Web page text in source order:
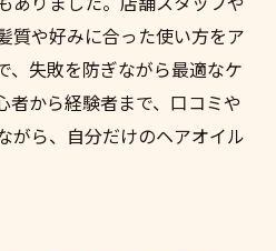
質や好みに合った使い方をア
、失敗を防ぎながら最適なケ
者から経験者まで、口コミや
がら、自分だけのヘアオイル